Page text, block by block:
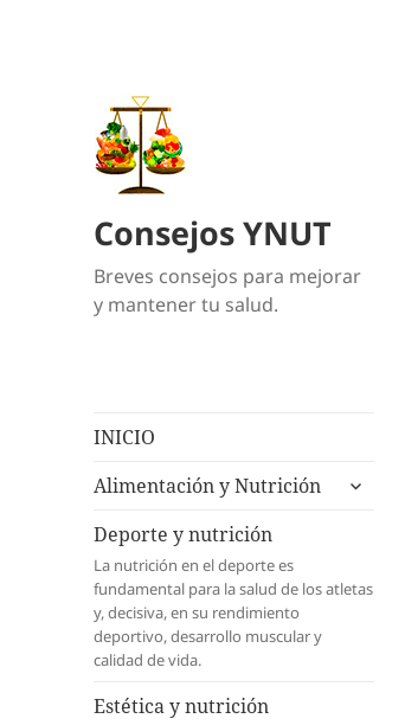
Consejos YNUT
Breves consejos para mejorar
y mantener tu salud.
INICIO
Alimentación y Nutrición
expande
Deporte y nutrición
La nutrición en el deporte es
fundamental para la salud de los atletas
y, decisiva, en su rendimiento
deportivo, desarrollo muscular y
calidad de vida.
Estética y nutrición